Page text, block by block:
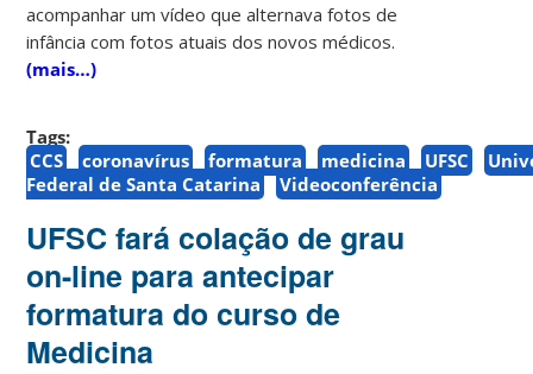
acompanhar um vídeo que alternava fotos de
infância com fotos atuais dos novos médicos.
(mais…)
Tags:
CCS
coronavírus formatura medicina UFSC
Federal de Santa Catarina
Videoconferência
UFSC fará colação de grau
on-line para antecipar
formatura do curso de
Medicina